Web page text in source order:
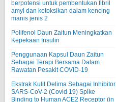
berpotensi untuk pembentukan fibril
amyl dan ketoksikan dalam kencing
manis jenis 2
Polifenol Daun Zaitun Meningkatkan
Kepekaan Insulin
Penggunaan Kapsul Daun Zaitun
Sebagai Terapi Bersama Dalam
Rawatan Pesakit COVID-19
Ekstrak Kulit Delima Sebagai Inhibitor
SARS-CoV-2 (Covid 19) Spike
Binding to Human ACE2 Receptor (in